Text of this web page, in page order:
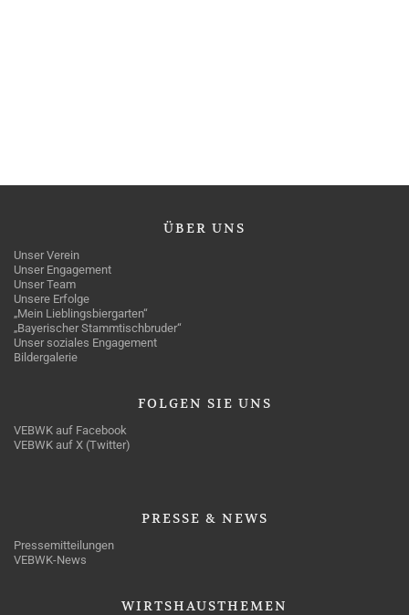
ÜBER UNS
Unser Verein
Unser Engagement
Unser Team
Unsere Erfolge
„Mein Lieblingsbiergarten“
„Bayerischer Stammtischbruder“
Unser soziales Engagement
Bildergalerie
FOLGEN SIE UNS
VEBWK auf Facebook
VEBWK auf X (Twitter)
PRESSE & NEWS
Pressemitteilungen
VEBWK-News
WIRTSHAUSTHEMEN